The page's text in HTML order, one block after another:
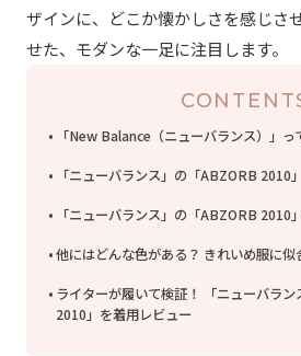
ザインに、どこか懐かしさを感じさ
せた、モダンな一足に注目します。
「New Balance（ニューバランス）」っ
「ニューバランス」の「ABZORB
「ニューバランス」の「ABZORB 2010
他にはどんな色がある？ きれいめ服に似
ライターが履いて検証！ 「ニューバラ
2010」を着用レビュー